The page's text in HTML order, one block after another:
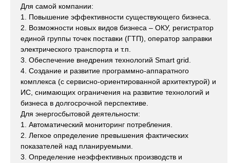
Для самой компании:
1. Повышение эффективности существующего бизнеса.
2. Возможности новых видов бизнеса – ОКУ, регистратор
единой группы точек поставки (ГТП), оператор заправки
электрического транспорта и т.п.
3. Обеспечение внедрения технологий Smart grid.
4. Создание и развитие программно-аппаратного
комплекса (с сервисно-ориентированной архитектурой) и
ИС, снимающих ограничения на развитие технологий и
бизнеса в долгосрочной перспективе.
Для энергосбытовой деятельности:
1. Автоматический мониторинг потребления.
2. Легкое определение превышения фактических
показателей над планируемыми.
3. Определение неэффективных производств и